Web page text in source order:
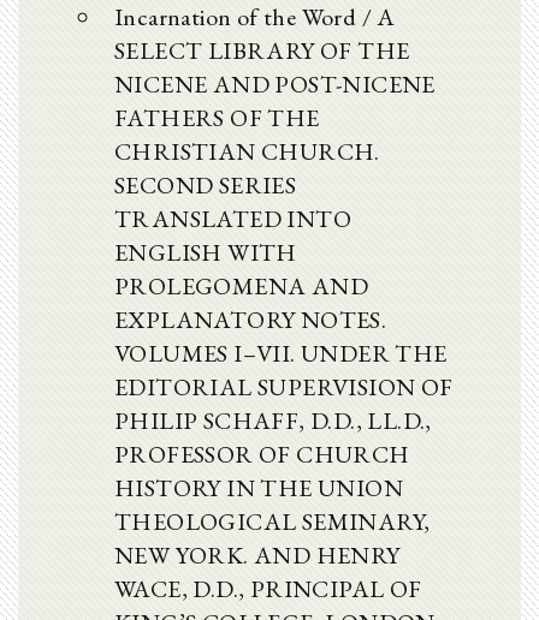
Incarnation of the Word / A
SELECT LIBRARY OF THE
NICENE AND POST-NICENE
FATHERS OF THE
CHRISTIAN CHURCH.
SECOND SERIES
TRANSLATED INTO
ENGLISH WITH
PROLEGOMENA AND
EXPLANATORY NOTES.
VOLUMES I–VII. UNDER THE
EDITORIAL SUPERVISION OF
PHILIP SCHAFF, D.D., LL.D.,
PROFESSOR OF CHURCH
HISTORY IN THE UNION
THEOLOGICAL SEMINARY,
NEW YORK. AND HENRY
WACE, D.D., PRINCIPAL OF